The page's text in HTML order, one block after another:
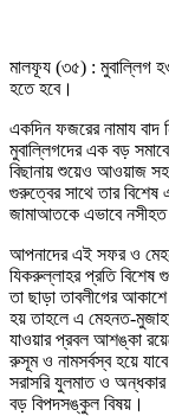
মালফূয (৩৫) : মুবাল্লিগ
হতে হবে।
একদিন ফজরের নামায বাদ
মুবাল্লিগদের এক বড়
বিছানায় শুয়েও আওয়াজ
গুরুত্বের সাথে তার
জামাআতকে এভাবে
আপনাদের এই সফর ও
যিকরুল্লাহর প্রতি বিশেষ
তা ছাড়া তাবলীগের
হয় তাহলে এ মেহনত-
যাওয়ার প্রবল আশঙ্কা
রুসূম ও নামসর্বস্ব হয়ে
সরাসরি যুলমাত ও
বড় বিপদসঙ্কুল বিষয়।